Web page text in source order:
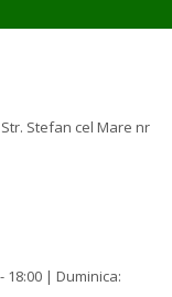
Stefan cel Mare nr
18:00 | Duminica: